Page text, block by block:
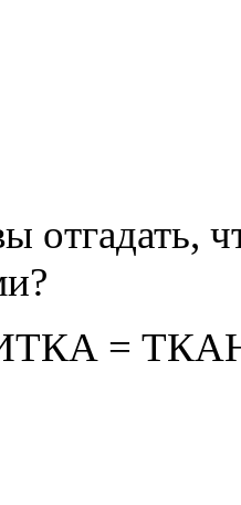
отгадать,
=